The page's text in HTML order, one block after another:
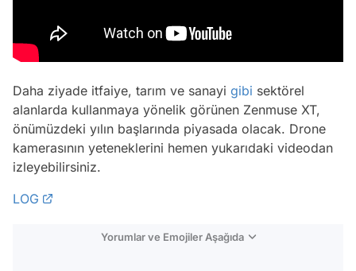
Daha ziyade itfaiye, tarım ve sanayi gibi sektörel
alanlarda kullanmaya yönelik görünen Zenmuse XT,
önümüzdeki yılın başlarında piyasada olacak. Drone
kamerasının yeteneklerini hemen yukarıdaki videodan
izleyebilirsiniz.
LOG
Yorumlar ve Emojiler Aşağıda